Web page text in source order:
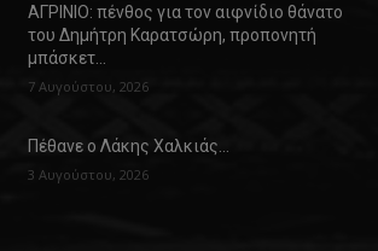
ΑΓΡΙΝΙΟ: πένθος για τον αιφνίδιο θάνατο
του Δημήτρη Καρατσώρη, προπονητή
μπάσκετ…
7 Αυγούστου, 2026
Πέθανε ο Λάκης Χαλκιάς…
3 Αυγούστου, 2026